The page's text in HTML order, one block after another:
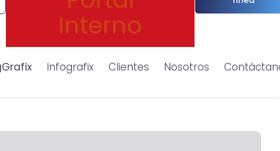
Interno
Infografix Clientes Nosotros